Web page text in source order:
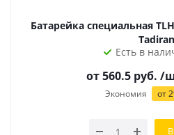
Батарейка специальная TLH-2450/P,
Tadiran
Есть в
от 560.5 руб. /
Экономия от